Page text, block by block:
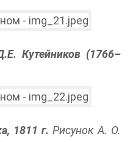
Кутейников (1766–
1811 г. Рисунок А. О.